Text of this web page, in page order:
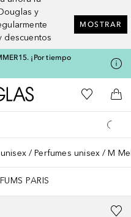
y
descuentos
MOSTRAR
¡Por tiempo
A Douglas HomeMi lista de
A
Perfumes unisex M
PARIS